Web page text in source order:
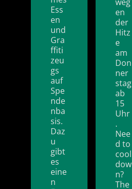
Ess
en
und
Gra
ffiti
zeu
gs
auf
Spe
nde
nba
sis.
Daz
u
gibt
es
eine
n
en
der
Hitz
e
am
Don
ner
stag
ab
15
Uhr
.
Nee
d to
cool
dow
n?
The